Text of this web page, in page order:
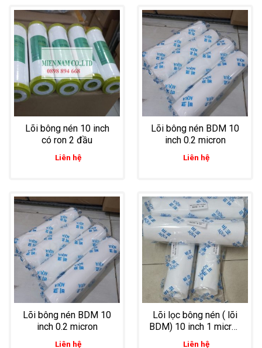
Lõi bông nén 10 inch
có ron 2 đầu
Liên hệ
Lõi bông nén BDM 10
inch 0.2 micron
Liên hệ
Lõi bông nén BDM 10
inch 0.2 micron
Liên hệ
Lõi lọc bông nén ( lõi
BDM) 10 inch 1 micron
hiệu Aqua
Liên hệ